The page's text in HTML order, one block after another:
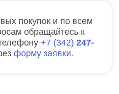
покупок и по всем
обращайтесь к
7 342 247-
форму заявки.